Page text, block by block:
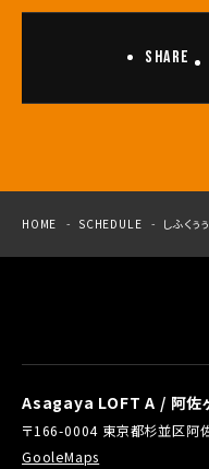
Share
HOME SCHEDULE しふく
Asagaya LOFT A / 阿佐
〒166-0004 東京都杉並区阿
GooleMaps